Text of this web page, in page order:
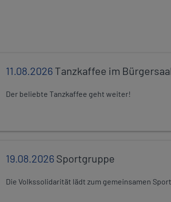
11.08.2026Tanzkaffee im
Der beliebte Tanzkaffee geht weiter!
19.08.2026Sportgruppe
Die Volkssolidarität lädt zum gemeinsamen